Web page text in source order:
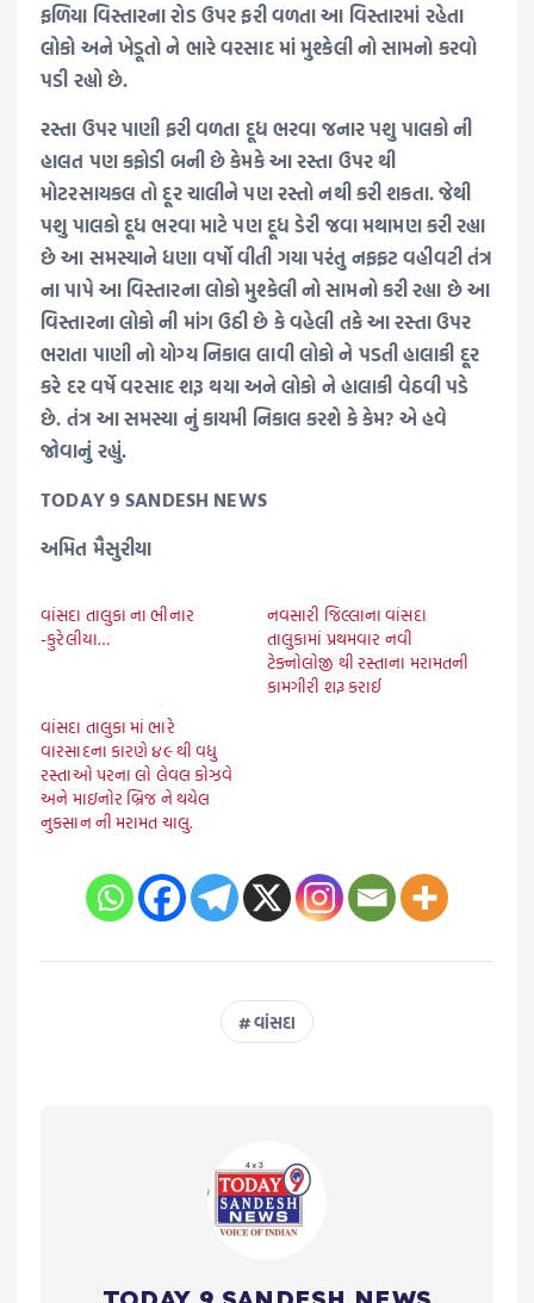
ફળિયા વિસ્તારના રોડ ઉપર ફરી વળતા આ વિસ્તારમાં રહેતા
લોકો અને ખેડૂતો ને ભારે વરસાદ માં મુશ્કેલી નો સામનો કરવો
પડી રહ્યો છે.
રસ્તા ઉપર પાણી ફરી વળતા દૂધ ભરવા જનાર પશુ પાલકો ની
હાલત પણ કફોડી બની છે કેમકે આ રસ્તા ઉપર થી
મોટરસાયકલ તો દૂર ચાલીને પણ રસ્તો નથી કરી શકતા. જેથી
પશુ પાલકો દૂધ ભરવા માટે પણ દૂધ ડેરી જવા મથામણ કરી રહ્યા
છે આ સમસ્યાને ધણા વર્ષો વીતી ગયા પરંતુ નફફટ વહીવટી તંત્ર
ના પાપે આ વિસ્તારના લોકો મુશ્કેલી નો સામનો કરી રહ્યા છે આ
વિસ્તારના લોકો ની માંગ ઉઠી છે કે વહેલી તકે આ રસ્તા ઉપર
ભરાતા પાણી નો યોગ્ય નિકાલ લાવી લોકો ને પડતી હાલાકી દૂર
કરે દર વર્ષે વરસાદ શરૂ થયા અને લોકો ને હાલાકી વેઠવી પડે
છે. તંત્ર આ સમસ્યા નું કાયમી નિકાલ કરશે કે કેમ? એ હવે
જોવાનું રહ્યું.
TODAY 9 SANDESH NEWS
અમિત મૈસુરીયા
વાંસદા તાલુકા ના ભીનાર
-કુરેલીયા…
નવસારી જિલ્લાના વાંસદા
તાલુકામાં પ્રથમવાર નવી
ટેક્નોલોજી થી રસ્તાના મરામતની
કામગીરી શરૂ કરાઈ
વાંસદા તાલુકા માં ભારે
વારસાદના કારણે ૪૯ થી વધુ
રસ્તાઓ પરના લો લેવલ કોઝવે
અને માઇનોર બ્રિજ ને થયેલ
નુકસાન ની મરામત ચાલુ.
વાંસદા